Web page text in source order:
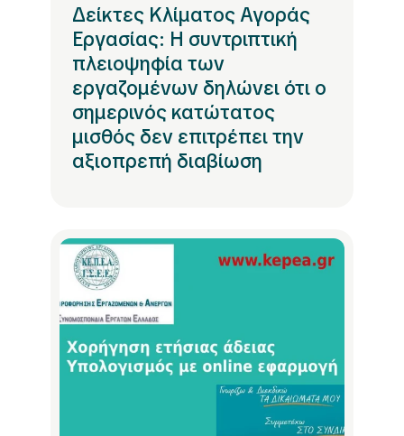
Δείκτες Κλίματος Αγοράς
Εργασίας: Η συντριπτική
πλειοψηφία των
εργαζομένων δηλώνει ότι ο
σημερινός κατώτατος
μισθός δεν επιτρέπει την
αξιοπρεπή διαβίωση